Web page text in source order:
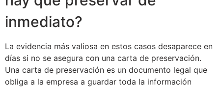
inmediato?
La evidencia más valiosa en estos casos desaparece en
días si no se asegura con una carta de preservación.
Una carta de preservación es un documento legal que
obliga a la empresa a guardar toda la información